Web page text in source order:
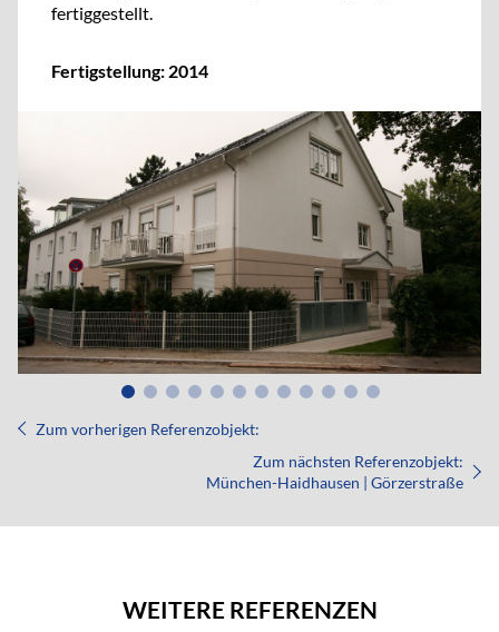
fertiggestellt.
Fertigstellung: 2014
Zum vorherigen Referenzobjekt:
Zum nächsten Referenzobjekt:
München-Haidhausen | Görzerstraße
WEITERE REFERENZEN